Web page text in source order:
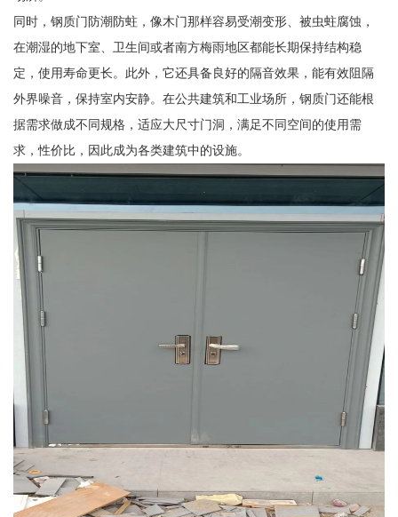
同时，钢质门防潮防蛀，像木门那样容易受潮变形、被虫蛀腐蚀，
在潮湿的地下室、卫生间或者南方梅雨地区都能长期保持结构稳
定，使用寿命更长。此外，它还具备良好的隔音效果，能有效阻隔
外界噪音，保持室内安静。在公共建筑和工业场所，钢质门还能根
据需求做成不同规格，适应大尺寸门洞，满足不同空间的使用需
求，性价比，因此成为各类建筑中的设施。